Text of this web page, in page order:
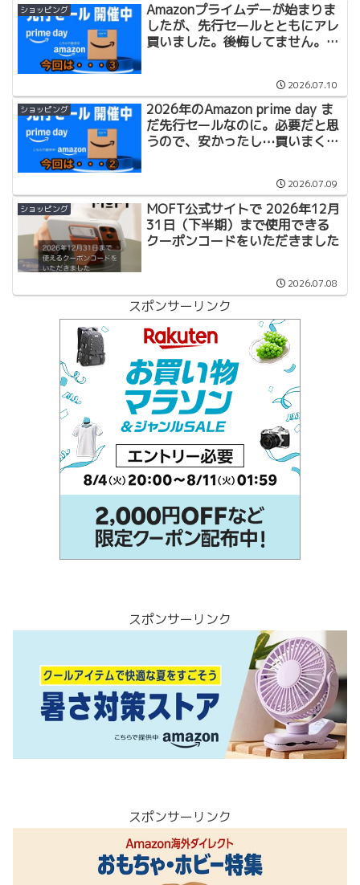
ショッピング
Amazonプライムデーが始まりま
したが、先行セールとともにアレ
買いました。後悔してません。夏
2026.07.10
ショッピング
2026年のAmazon prime day ま
だ先行セールなのに。必要だと思
うので、安かったし⋯買いまくり
2026.07.09
ショッピング
MOFT公式サイトで 2026年12月
31日（下半期）まで使用できる
クーポンコードをいただきました
2026.07.08
スポンサーリンク
スポンサーリンク
スポンサーリンク